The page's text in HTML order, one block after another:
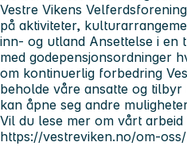
Vestre Vikens
på aktiviteter,
inn- og utland Ansettelse i en
med godepensjonsordninger
om kontinuerlig forbedring
beholde våre ansatte og
kan åpne seg andre
Vil du lese mer om vårt
https://vestreviken.no/om-